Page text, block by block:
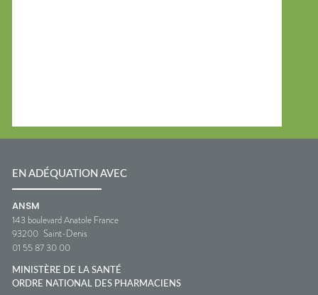
EN ADÉQUATION AVEC
ANSM
143 boulevard Anatole France
93200 Saint-Denis
01 55 87 30 00
MINISTÈRE DE LA SANTÉ
ORDRE NATIONAL DES PHARMACIENS